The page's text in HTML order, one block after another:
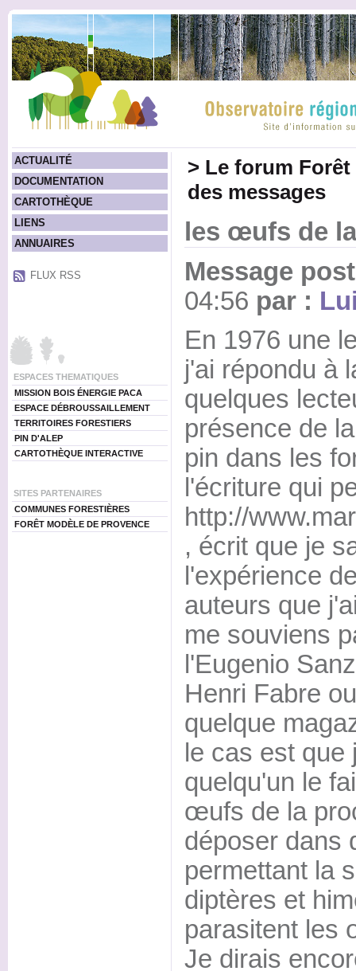
ACTUALITÉ
DOCUMENTATION
CARTOTHÈQUE
LIENS
ANNUAIRES
FLUX RSS
ESPACES THEMATIQUES
MISSION BOIS ÉNERGIE PACA
ESPACE DÉBROUSSAILLEMENT
TERRITOIRES FORESTIERS
PIN D'ALEP
CARTOTHÈQUE INTERACTIVE
SITES PARTENAIRES
COMMUNES FORESTIÈRES
FORÊT MODÈLE DE PROVENCE
> Le forum
des messages
les œufs de
Message
04:56 par :
En 1976 une
j'ai répondu à
quelques
présence de
pin dans les
l'écriture qui
http://
, écrit que je
l'expérience
auteurs que
me souviens
l'Eugenio
Henri Fabre
quelque
le cas est
quelqu'un le
œufs de la
déposer dans
permettant la
diptères et
parasitent les
Je dirais